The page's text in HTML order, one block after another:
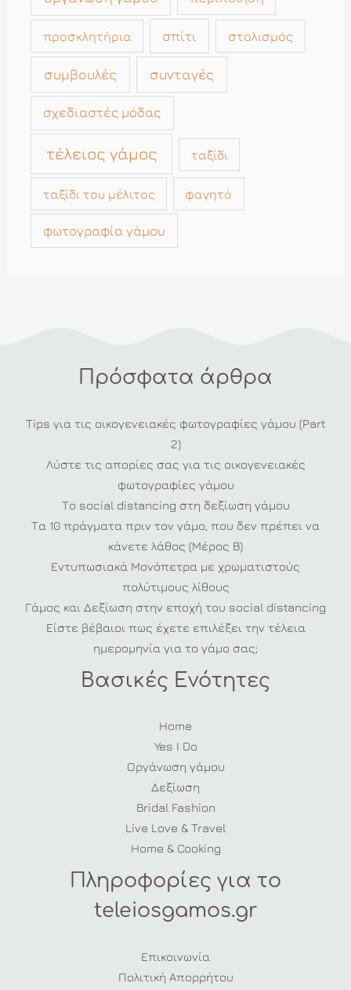
προσκλητήρια σπίτι στολισμός
συμβουλές συνταγές
σχεδιαστές μόδας
τέλειος γάμος ταξίδι
ταξίδι του μέλιτος φαγητό
φωτογραφία γάμου
Πρόσφατα άρθρα
Tips για τις οικογενειακές φωτογραφίες γάμου (Part
2)
Λύστε τις απορίες σας για τις οικογενειακές
φωτογραφίες γάμου
Το social distancing στη δεξίωση γάμου
Τα 10 πράγματα πριν τον γάμο, που δεν πρέπει να
κάνετε λάθος (Μέρος Β)
Εντυπωσιακά Μονόπετρα με χρωματιστούς
πολύτιμους λίθους
Γάμος και Δεξίωση στην εποχή του social distancing
Είστε βέβαιοι πως έχετε επιλέξει την τέλεια
ημερομηνία για το γάμο σας;
Βασικές Ενότητες
Home
Yes I Do
Οργάνωση γάμου
Δεξίωση
Bridal Fashion
Live Love & Travel
Home & Cooking
Πληροφορίες για το
teleiosgamos.gr
Επικοινωνία
Πολιτική Απορρήτου